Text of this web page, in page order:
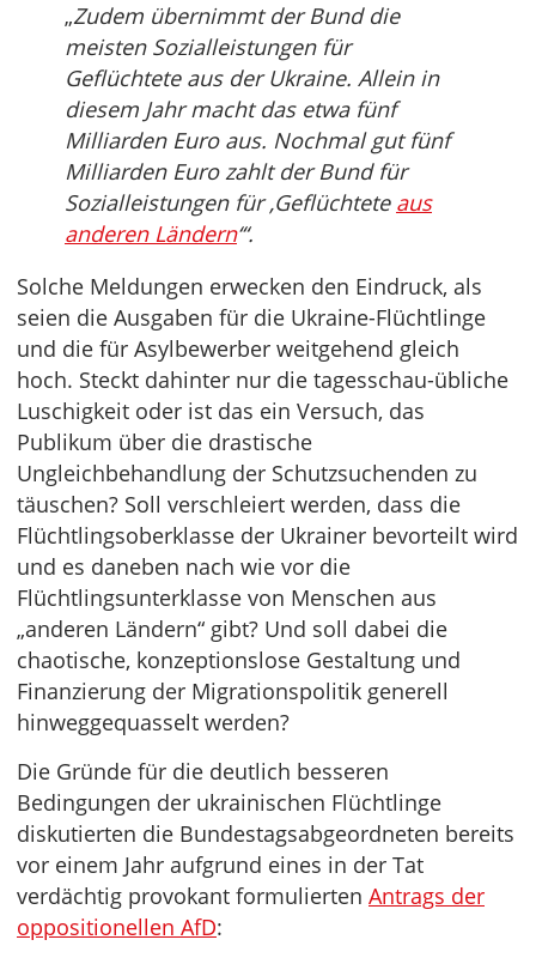
„Zudem übernimmt der Bund die
meisten Sozialleistungen für
Geflüchtete aus der Ukraine. Allein in
diesem Jahr macht das etwa fünf
Milliarden Euro aus. Nochmal gut fünf
Milliarden Euro zahlt der Bund für
Sozialleistungen für ‚Geflüchtete aus
anderen Ländern‘“.
Solche Meldungen erwecken den Eindruck, als
seien die Ausgaben für die Ukraine-Flüchtlinge
und die für Asylbewerber weitgehend gleich
hoch. Steckt dahinter nur die tagesschau-übliche
Luschigkeit oder ist das ein Versuch, das
Publikum über die drastische
Ungleichbehandlung der Schutzsuchenden zu
täuschen? Soll verschleiert werden, dass die
Flüchtlingsoberklasse der Ukrainer bevorteilt wird
und es daneben nach wie vor die
Flüchtlingsunterklasse von Menschen aus
„anderen Ländern“ gibt? Und soll dabei die
chaotische, konzeptionslose Gestaltung und
Finanzierung der Migrationspolitik generell
hinweggequasselt werden?
Die Gründe für die deutlich besseren
Bedingungen der ukrainischen Flüchtlinge
diskutierten die Bundestagsabgeordneten bereits
vor einem Jahr aufgrund eines in der Tat
verdächtig provokant formulierten Antrags der
oppositionellen AfD: